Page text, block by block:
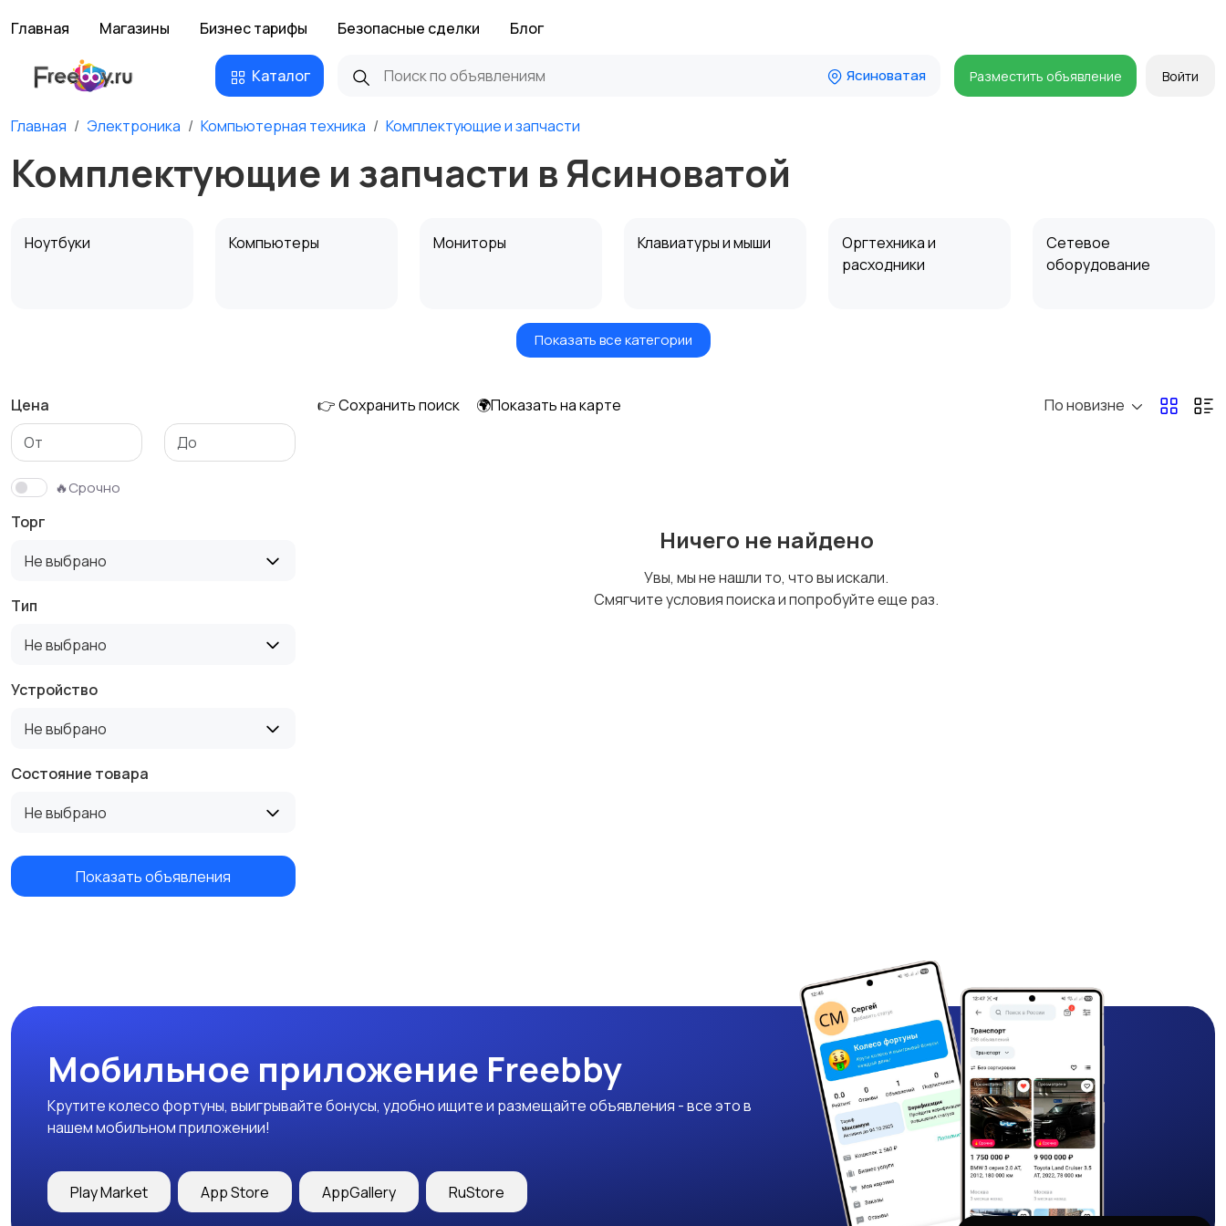
Главная Магазины Бизнес тарифы Безопасные сделки Блог
Каталог Ясиноватая Разместить объявление Войти
Главная Электроника Компьютерная техника Комплектующие и запчасти
Комплектующие и запчасти в Ясиноватой
Ноутбуки Компьютеры Мониторы Клавиатуры и мыши
Оргтехника и
расходники
Сетевое
оборудование
Программное
Рули, джойстики,
Показать все категории
Цена
🔥Срочно
Торг
Не выбрано
Тип
Не выбрано
Устройство
Не выбрано
Состояние товара
Не выбрано
Показать объявления
👉 Сохранить поиск 🌍Показать на карте По новизне
Ничего не найдено
Увы, мы не нашли то, что вы искали.
Смягчите условия поиска и попробуйте еще раз.
Мобильное приложение Freebby
Крутите колесо фортуны, выигрывайте бонусы, удобно ищите и размещайте объявления - все это в
нашем мобильном приложении!
Play Market App Store AppGallery RuStore